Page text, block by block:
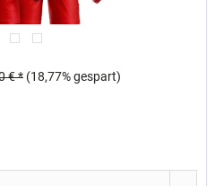
€ * (18,77% gespart)